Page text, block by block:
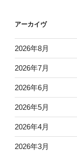
アーカイヴ
2026年8月
2026年7月
2026年6月
2026年5月
2026年4月
2026年3月